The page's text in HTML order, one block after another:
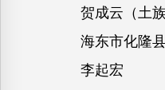
贺成云（土族
海东市化隆
李起宏